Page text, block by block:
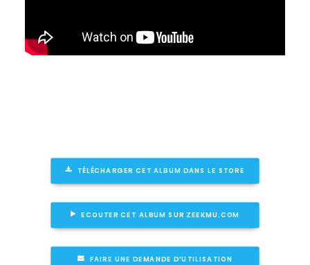
TÉLÉCHARGER CET ALBUM DANS LE STORE
ECOUTER CET ALBUM SUR ZEEKMU.COM
FAIRE UNE DEMANDE D’UTILISATION